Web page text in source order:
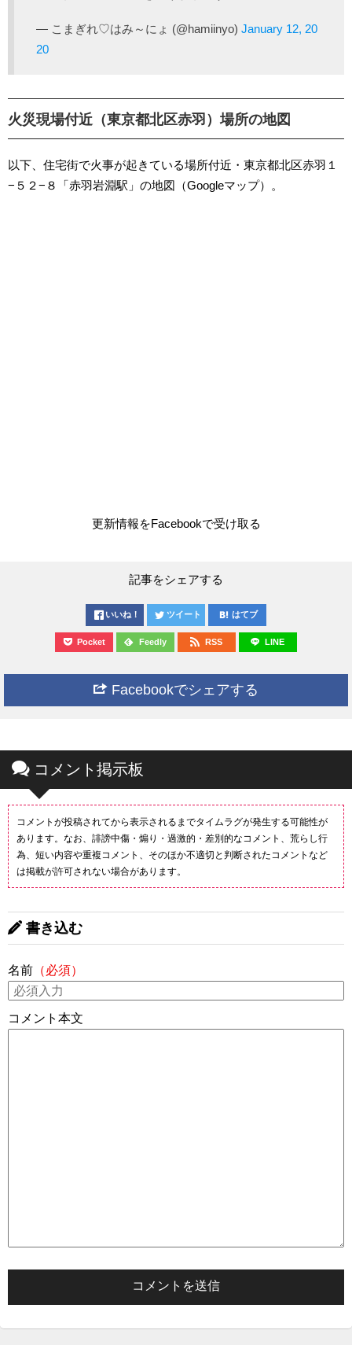
— こまぎれ♡はみ～にょ (@hamiinyo) January 12, 20
20
火災現場付近（東京都北区赤羽）場所の地図
以下、住宅街で火事が起きている場所付近・東京都北区赤羽１
−５２−８「赤羽岩淵駅」の地図（Googleマップ）。
更新情報をFacebookで受け取る
記事をシェアする
いいね！ ツイート はてブ
Pocket Feedly RSS LINE
Facebookでシェアする
コメント掲示板
コメントが投稿されてから表示されるまでタイムラグが発生する可能性が
あります。なお、誹謗中傷・煽り・過激的・差別的なコメント、荒らし行
為、短い内容や重複コメント、そのほか不適切と判断されたコメントなど
は掲載が許可されない場合があります。
書き込む
名前 （必須）
コメント本文